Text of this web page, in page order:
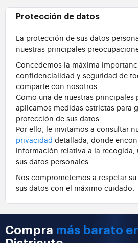
Protección de datos
La protección de sus datos
nuestras principales
Concedemos la máxima
confidencialidad y seguridad de
comparte con nosotros.
Como una de nuestras principales
aplicamos medidas estrictas para
protección de sus datos.
Por ello, le invitamos a consultar
privacidad detallada, donde
información relativa a la recogida,
sus datos personales.
Nos comprometemos a respetar
sus datos con el máximo cuidado.
Compra más barato